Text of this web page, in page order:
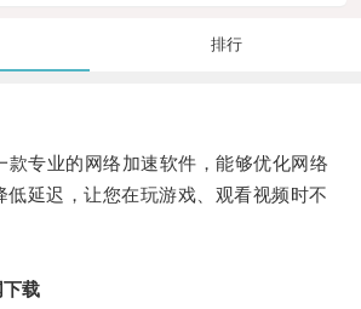
排行
专业的网络加速软件，能够优化网络
低延迟，让您在玩游戏、观看视频时不
载